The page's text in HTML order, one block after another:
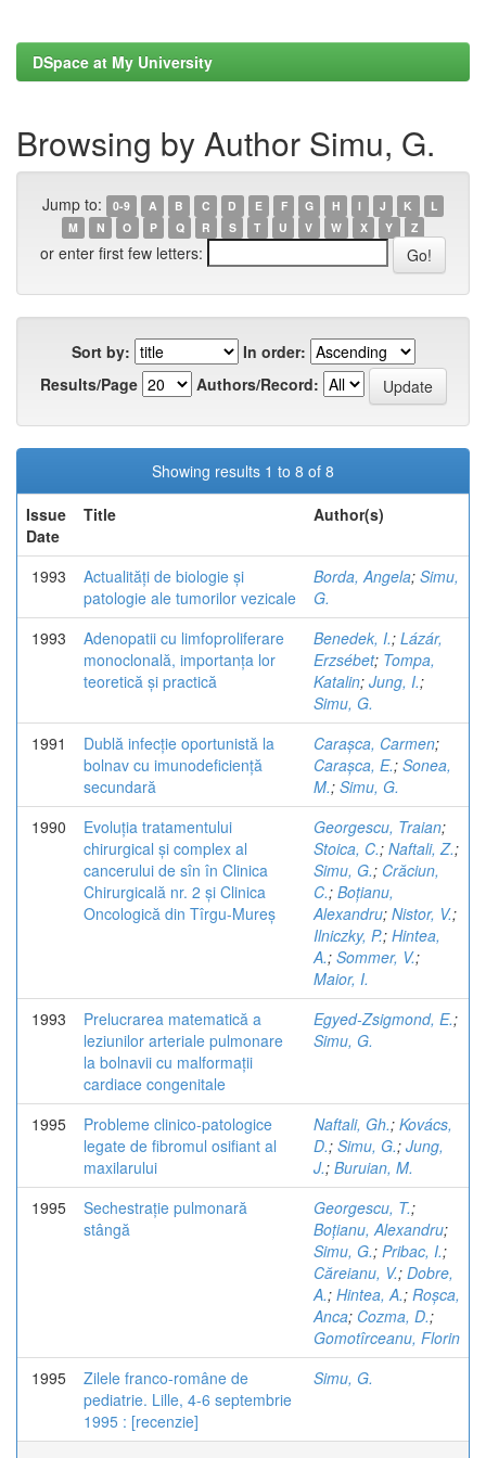
DSpace at My University
Browsing by Author Simu, G.
Jump to: 0-9 A B C D E F G H I J K
L
M
N O P Q R S T U V W X Y Z
or enter first few letters:
Sort by:
In order:
Results/Page
Authors/Record:
Showing results 1 to 8 of 8
Issue
Date
Title Author(s)
1993
Actualități de biologie și
patologie ale tumorilor vezicale
Borda, Angela; Simu,
G.
1993
Adenopatii cu limfoproliferare
monoclonală, importanța lor
teoretică și practică
Benedek, I.; Lázár,
Erzsébet; Tompa,
Katalin; Jung, I.;
Simu, G.
1991
Dublă infecție oportunistă la
bolnav cu imunodeficiență
secundară
Carașca, Carmen;
Carașca, E.; Sonea,
M.; Simu, G.
1990
Evoluția tratamentului
chirurgical și complex al
cancerului de sîn în Clinica
Chirurgicală nr. 2 și Clinica
Oncologică din Tîrgu-Mureș
Georgescu, Traian;
Stoica, C.; Naftali, Z.;
Simu, G.; Crăciun,
C.; Boțianu,
Alexandru; Nistor, V.;
Ilniczky, P.; Hintea,
A.; Sommer, V.;
Maior, I.
1993
Prelucrarea matematică a
leziunilor arteriale pulmonare
la bolnavii cu malformații
cardiace congenitale
Egyed-Zsigmond, E.;
Simu, G.
1995
Probleme clinico-patologice
legate de fibromul osifiant al
maxilarului
Naftali, Gh.; Kovács,
D.; Simu, G.; Jung,
J.; Buruian, M.
1995
Sechestrație pulmonară
stângă
Georgescu, T.;
Boțianu, Alexandru;
Simu, G.; Pribac, I.;
Căreianu, V.; Dobre,
A.; Hintea, A.; Roșca,
Anca; Cozma, D.;
Gomotîrceanu, Florin
1995
Zilele franco-române de
pediatrie. Lille, 4-6 septembrie
1995 : [recenzie]
Simu, G.